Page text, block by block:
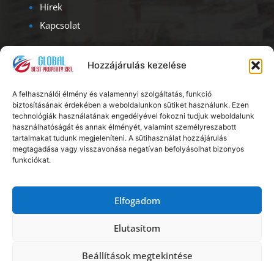
Hozzájárulás kezelése
A felhasználói élmény és valamennyi szolgáltatás, funkció
biztosításának érdekében a weboldalunkon sütiket használunk. Ezen
technológiák használatának engedélyével fokozni tudjuk weboldalunk
használhatóságát és annak élményét, valamint személyreszabott
tartalmakat tudunk megjeleníteni. A sütihasználat hozzájárulás
megtagadása vagy visszavonása negatívan befolyásolhat bizonyos
funkciókat.
Elfogadom
Elutasítom
Beállítások megtekintése
Hírek
Kapcsolat
Kapcsolat
1093, Budapest, Lónyay u. 47.
Albérlet Corporation
Ügyfélszolgálat: H – V: 08.00 – 20.00
Telefon:
E-mail:info@kiadoszobabudapest.hu